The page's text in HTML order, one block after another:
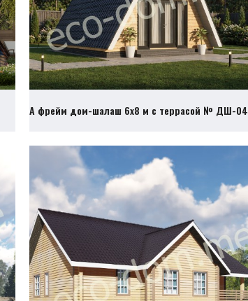
А фрейм дом-шалаш 6х8 м с террасой № ДШ-04